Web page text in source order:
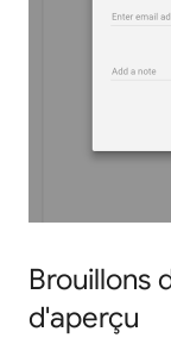
Brouillons
d'aperçu